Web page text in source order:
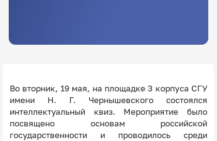
Во вторник, 19 мая, на площадке 3 корпуса СГУ
имени Н. Г. Чернышевского состоялся
интеллектуальный квиз. Мероприятие было
посвящено основам российской
государственности и проводилось среди